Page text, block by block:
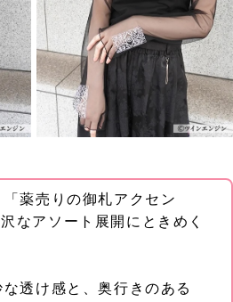
薬売りの御札アクセン
なアソート展開にときめく
透け感と、奥行きのある